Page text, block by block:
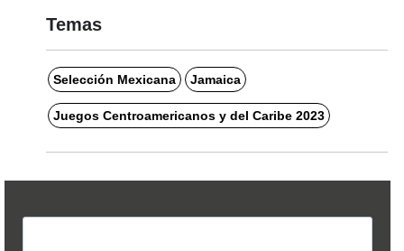
Temas
Selección Mexicana Jamaica
Juegos Centroamericanos y del Caribe 2023